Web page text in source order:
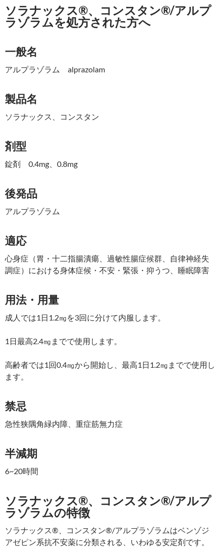
ソラナックス®、コンスタン®/アルプ
ラゾラムを処方された方へ
一般名
アルプラゾラム alprazolam
製品名
ソラナックス、コンスタン
剤型
錠剤 0.4mg、0.8mg
後発品
アルプラゾラム
適応
心身症（胃・十二指腸潰瘍、過敏性腸症候群、自律神経失
調症）における身体症候・不安・緊張・抑うつ、睡眠障害
用法・用量
成人では1日1.2㎎を3回に分けて内服します。
1日最高2.4㎎までで使用します。
高齢者では1回0.4㎎から開始し、最高1日1.2㎎までで使用し
ます。
禁忌
急性狭隅角緑内障、重症筋無力症
半減期
6~20時間
ソラナックス®、コンスタン®/アルプ
ラゾラムの特徴
ソラナックス®、コンスタン®/アルプラゾラムはベンゾジ
アゼピン系抗不安薬に分類される、いわゆる安定剤です。